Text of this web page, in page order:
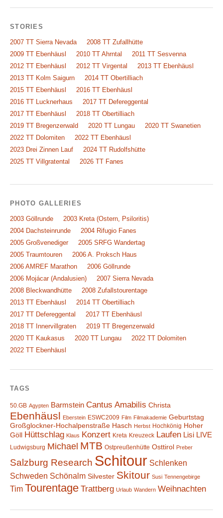
STORIES
2007 TT Sierra Nevada
2008 TT Zufallhütte
2009 TT Ebenhäusl
2010 TT Ahrntal
2011 TT Sesvenna
2012 TT Ebenhäusl
2012 TT Virgental
2013 TT Ebenhäusl
2013 TT Kolm Saigurn
2014 TT Obertilliach
2015 TT Ebenhäusl
2016 TT Ebenhäusl
2016 TT Lucknerhaus
2017 TT Defereggental
2017 TT Ebenhäusl
2018 TT Obertilliach
2019 TT Bregenzerwald
2020 TT Lungau
2020 TT Swanetien
2022 TT Dolomiten
2022 TT Ebenhäusl
2023 Drei Zinnen Lauf
2024 TT Rudolfshütte
2025 TT Villgratental
2026 TT Fanes
PHOTO GALLERIES
2003 Göllrunde
2003 Kreta (Ostern, Psiloritis)
2004 Dachsteinrunde
2004 Rifugio Fanes
2005 Großvenediger
2005 SRFG Wandertag
2005 Traumtouren
2006 A. Proksch Haus
2006 AMREF Marathon
2006 Göllrunde
2006 Mojácar (Andalusien)
2007 Sierra Nevada
2008 Bleckwandhütte
2008 Zufallstourentage
2013 TT Ebenhäusl
2014 TT Obertilliach
2017 TT Defereggental
2017 TT Ebenhäusl
2018 TT Innervillgraten
2019 TT Bregenzerwald
2020 TT Kaukasus
2020 TT Lungau
2022 TT Dolomiten
2022 TT Ebenhäusl
TAGS
50.GB Agypten Barmstein Cantus Amabilis Christa
Ebenhäusl Eberstein ESWC2009 Film Filmakademie Geburtstag
Großglockner-Hochalpenstraße Hasch Herbst Hochkönig Hoher
Göll
Hüttschlag Klaus Konzert Kreta Kreuzeck Laufen Lisi LIVE
Ludwigsburg Michael MTB Ostpreußenhütte Osttirol Preber
Salzburg Research Schitour Schlenken
Schweden Schönalm Silvester Skitour Susi Tennengebirge
Tim Tourentage Trattberg Urlaub Wandern Weihnachten